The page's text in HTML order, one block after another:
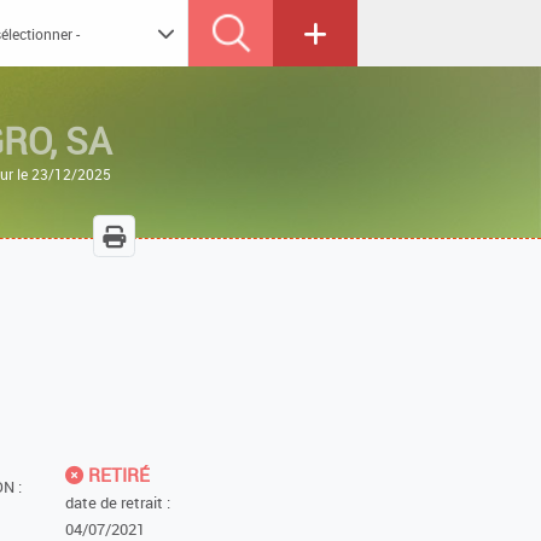
SA
le 23/12/2025
:
RETIRÉ
date de retrait :
04/07/2021